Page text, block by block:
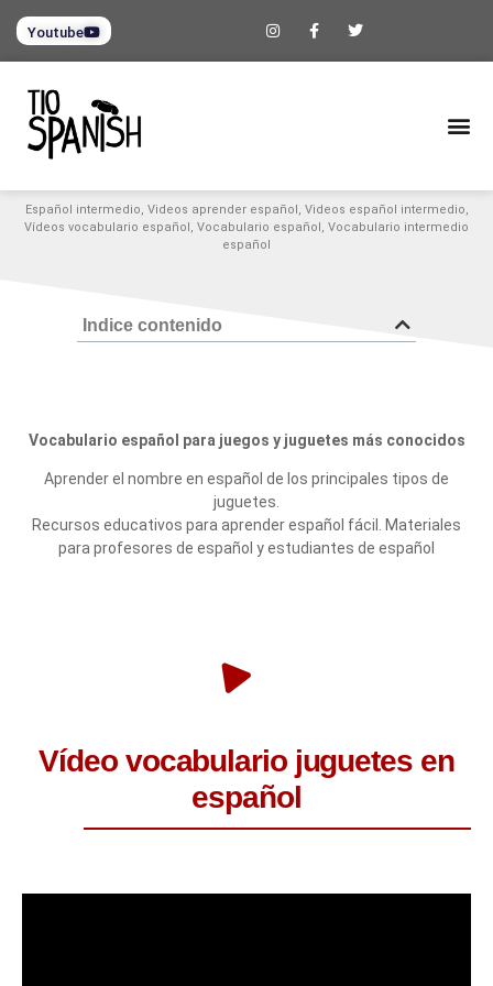
Youtube
Español intermedio, Videos aprender español, Videos español intermedio,
Vídeos vocabulario español, Vocabulario español, Vocabulario intermedio
español
Indice contenido
Vocabulario español para juegos y juguetes más conocidos
Aprender el nombre en español de los principales tipos de
juguetes.
Recursos educativos para aprender español fácil. Materiales
para profesores de español y estudiantes de español
Vídeo vocabulario juguetes en
español